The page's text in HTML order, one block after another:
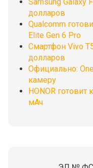
Samsung Galaxy
долларов
Qualcomm
Elite Gen 6 Pro
Смартфон Vivo
долларов
Официально:
камеру
HONOR
мАч